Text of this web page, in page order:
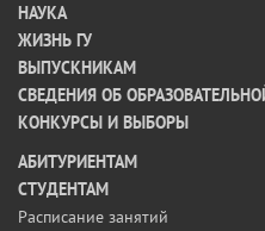
НАУКА
ЖИЗНЬ ГУ
ВЫПУСКНИКАМ
СВЕДЕНИЯ ОБ
КОНКУРСЫ И ВЫБОРЫ
АБИТУРИЕНТАМ
СТУДЕНТАМ
Расписание занятий